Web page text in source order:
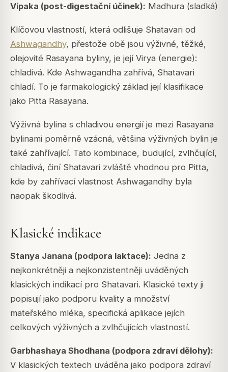
Vipaka (post-digestační účinek): Madhura (sladká)
Klíčovou vlastností, která odlišuje Shatavari od
Ashwagandhy, přestože obě jsou výživné, těžké,
olejovité Rasayana byliny, je její Virya (energie):
chladivá. Kde Ashwagandha zahřívá, Shatavari
chladí. To je farmakologický základ její klasifikace
jako Pitta Rasayana.
Výživná bylina s chladivou energií je mezi Rasayana
bylinami poměrně vzácná, většina výživných bylin je
také zahřívající. Tato kombinace, budující, zvlhčující,
chladivá, činí Shatavari zvláště vhodnou pro Pitta,
kde by zahřívací vlastnost Ashwagandhy byla
naopak škodlivá.
Klasické indikace
Stanya Janana (podpora laktace): Jedna z
nejkonkrétněji a nejkonzistentněji uváděných
klasických indikací pro Shatavari. Klasické texty ji
popisují jako podporu kvality a množství
mateřského mléka, specifická aplikace jejích
celkových výživných a zvlhčujících vlastností.
Garbhashaya Shodhana (podpora zdraví dělohy):
V klasických textech uváděna jako podpora zdraví